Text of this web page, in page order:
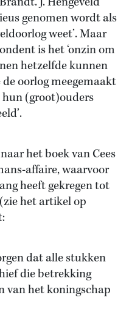
genomen wordt als
weet’. Maar
is het ‘onzin om
hetzelfde kunnen
oorlog meegemaakt
(groot)ouders
het boek van Cees
affaire, waarvoor
heeft gekregen tot
het artikel op
dat alle stukken
die betrekking
van het koningschap